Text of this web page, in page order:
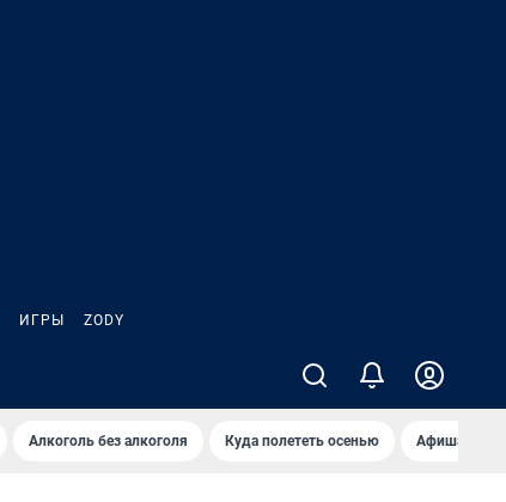
ИГРЫ ZODY
Алкоголь без алкоголя Куда полететь осенью Афиша на